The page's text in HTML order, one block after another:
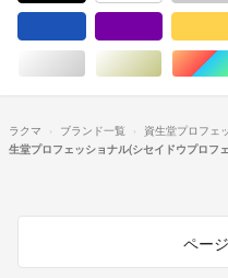
シルバー/銀色系ゴールド/
ラクマ ブランド一覧 資生堂プロフェ
生堂プロフェッショナル(シセイドウプロフ
ペー